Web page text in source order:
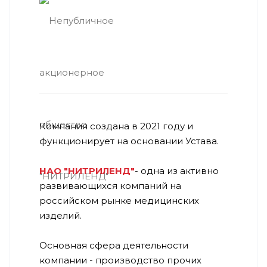
Компания создана в 2021 году и
функционирует на основании Устава.
НАО "НИТРИЛЕНД"- одна из активно
развивающихся компаний на
российском рынке медицинских
изделий.
Основная сфера деятельности
компании - производство прочих